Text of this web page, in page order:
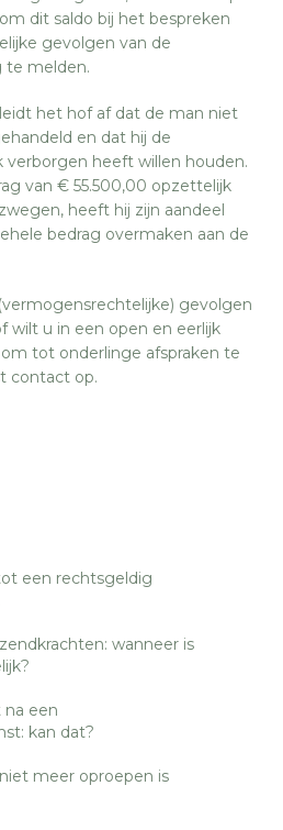
dit saldo bij het bespreken
gevolgen van de
te melden.
het hof af dat de man niet
en dat hij de
heeft willen houden.
van € 55.500,00 opzettelijk
heeft hij zijn aandeel
bedrag overmaken aan de
gevolgen
wilt u in een open en eerlijk
tot onderlinge afspraken te
contact op.
een rechtsgeldig
wanneer is
na een
kan dat?
meer oproepen is